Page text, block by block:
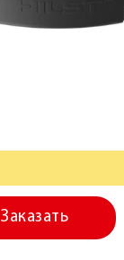
Заказать